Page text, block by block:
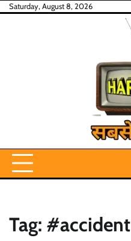
SkipSaturday, August 8, 2026
Tag: #accident